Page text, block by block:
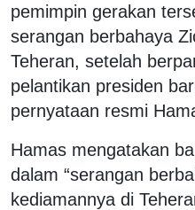
pemimpin gerakan
serangan berbahaya
Teheran, setelah
pelantikan presiden
pernyataan resmi
Hamas mengatakan
dalam “serangan
kediamannya di